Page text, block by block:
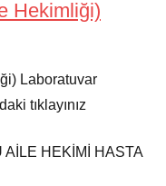
Hekimliği)
Laboratuvar
tıklayınız
HEKİMİ HASTA